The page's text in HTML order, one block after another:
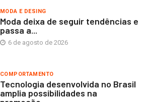
MODA E DESING
Moda deixa de seguir tendências e
passa a...
6 de agosto de 2026
COMPORTAMENTO
Tecnologia desenvolvida no Brasil
amplia possibilidades na